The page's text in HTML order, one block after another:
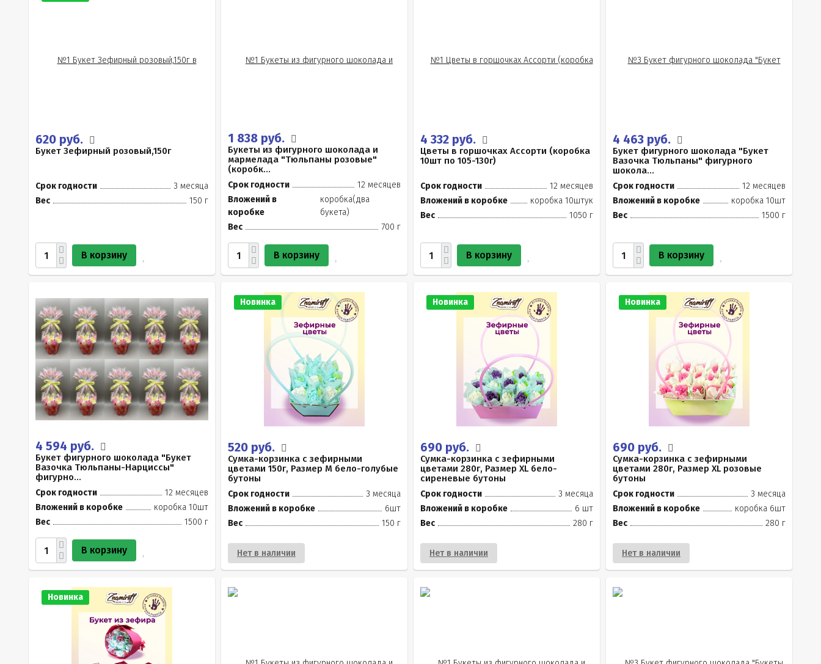
620 руб.
Букет Зефирный розовый,150г
Срок годности
3 месяца
Вес
150 г
В корзину
1 838 руб.
Букеты из фигурного шоколада и
мармелада "Тюльпаны розовые"
(коробк...
Срок годности
12 месяцев
Вложений в
коробке
коробка(два
букета)
Вес
700 г
В корзину
4 332 руб.
Цветы в горшочках Ассорти (коробка
10шт по 105-130г)
Срок годности
12 месяцев
Вложений в коробке
коробка 10штук
Вес
1050 г
В корзину
4 463 руб.
Букет фигурного шоколада "Букет
Вазочка Тюльпаны" фигурного
шокола...
Срок годности
12 месяцев
Вложений в коробке
коробка 10шт
Вес
1500 г
В корзину
4 594 руб.
Букет фигурного шоколада "Букет
Вазочка Тюльпаны-Нарциссы"
фигурно...
Срок годности
12 месяцев
Вложений в коробке
коробка 10шт
Вес
1500 г
В корзину
Новинка
520 руб.
Сумка-корзинка с зефирными
цветами 150г, Размер М бело-голубые
бутоны
Срок годности
3 месяца
Вложений в коробке
6шт
Вес
150 г
Нет в наличии
Новинка
690 руб.
Сумка-корзинка с зефирными
цветами 280г, Размер XL бело-
сиреневые бутоны
Срок годности
3 месяца
Вложений в коробке
6 шт
Вес
280 г
Нет в наличии
Новинка
690 руб.
Сумка-корзинка с зефирными
цветами 280г, Размер XL розовые
бутоны
Срок годности
3 месяца
Вложений в коробке
коробка 6шт
Вес
280 г
Нет в наличии
Новинка